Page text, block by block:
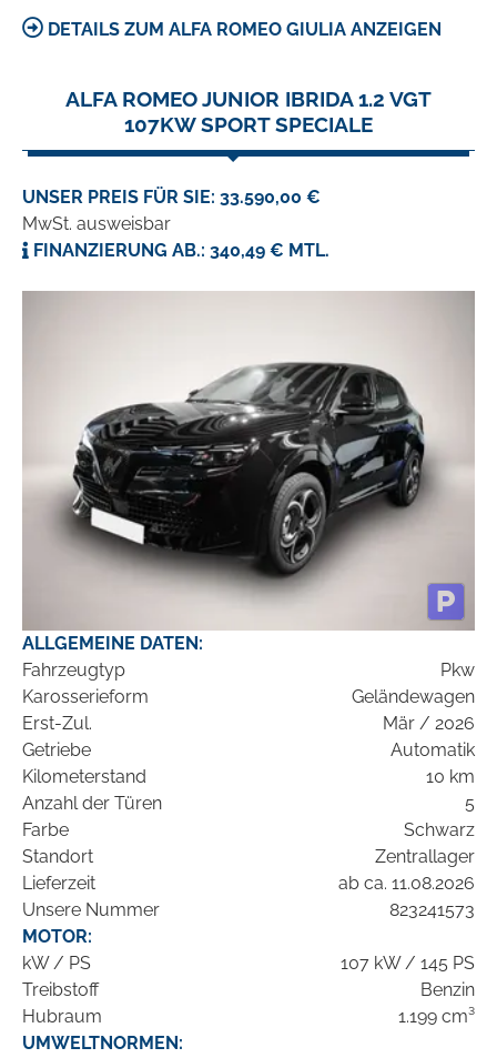
DETAILS ZUM ALFA ROMEO GIULIA ANZEIGEN
ALFA ROMEO JUNIOR IBRIDA 1.2 VGT
107KW SPORT SPECIALE
UNSER PREIS FÜR SIE: 33.590,00 €
MwSt. ausweisbar
FINANZIERUNG AB.: 340,49 € MTL.
ALLGEMEINE DATEN:
Fahrzeugtyp
Pkw
Karosserieform
Geländewagen
Erst-Zul.
Mär / 2026
Getriebe
Automatik
Kilometerstand
10 km
Anzahl der Türen
5
Farbe
Schwarz
Standort
Zentrallager
Lieferzeit
ab ca. 11.08.2026
Unsere Nummer
823241573
MOTOR:
kW / PS
107 kW / 145 PS
Treibstoff
Benzin
Hubraum
1.199 cm³
UMWELTNORMEN: